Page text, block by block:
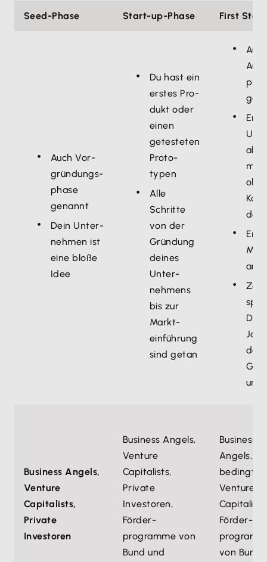
Seed-Phase Start-up-Phase First
Auch Vor­
gründungs­
phase
genannt
Dein Unter­
nehmen ist
eine bloße
Idee
Du hast ein
erstes Pro­
dukt oder
einen
getesteten
Proto­
typen
Alle
Schritte
von der
Gründ­ung
deines
Unter­
nehmens
bis zur
Markt­
einführung
sind getan
Mit­
Das
Jahr
ung
Business Angels,
Venture
Capitalists,
Private
Investoren
Business Angels,
Venture
Capitalists,
Private
Investoren,
Förder­
programme von
Bund und
Business
Angels,
bedingt
Venture
Förder­
von Bund